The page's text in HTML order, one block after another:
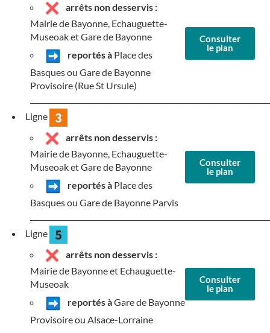
arrêts non desservis :
Mairie de Bayonne, Echauguette-
Museoak et Gare de Bayonne
reportés à Place des
Basques ou Gare de Bayonne
Provisoire (Rue St Ursule)
Consulter
le plan
Ligne
arrêts non desservis :
Mairie de Bayonne, Echauguette-
Museoak et Gare de Bayonne
reportés à Place des
Basques ou Gare de Bayonne Parvis
Consulter
le plan
Ligne
arrêts non desservis :
Mairie de Bayonne et Echauguette-
Museoak
reportés àGare de Bayonne
Provisoire ou Alsace-Lorraine
Consulter
le plan